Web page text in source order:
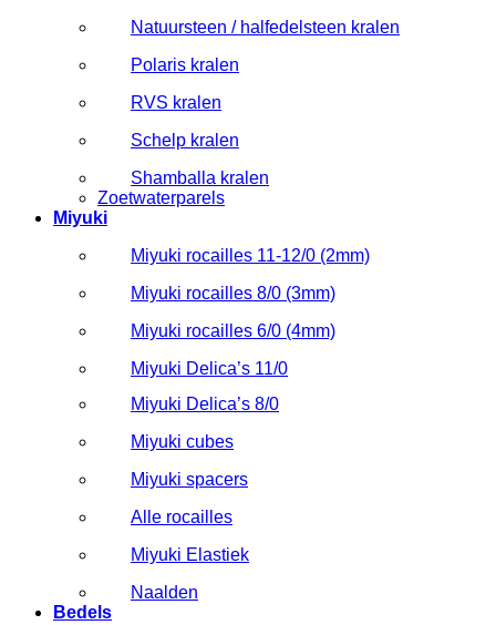
Natuursteen / halfedelsteen kralen
Polaris kralen
RVS kralen
Schelp kralen
Shamballa kralen
Zoetwaterparels
Miyuki
Miyuki rocailles 11-12/0 (2mm)
Miyuki rocailles 8/0 (3mm)
Miyuki rocailles 6/0 (4mm)
Miyuki Delica’s 11/0
Miyuki Delica’s 8/0
Miyuki cubes
Miyuki spacers
Alle rocailles
Miyuki Elastiek
Naalden
Bedels